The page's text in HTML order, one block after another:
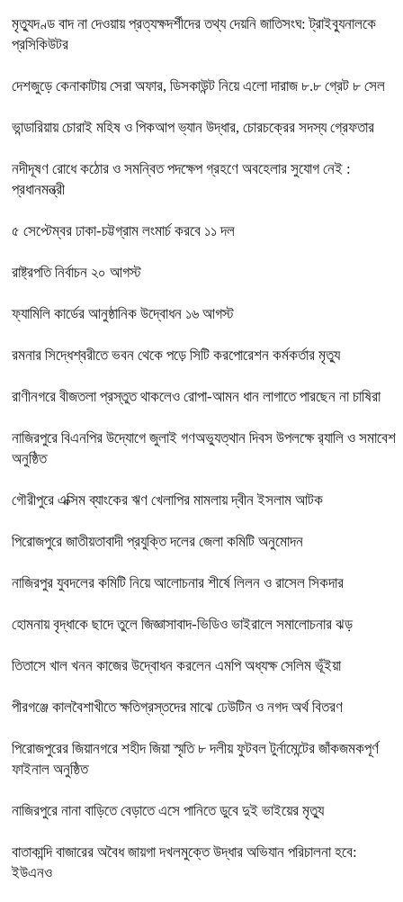
মৃত্যুদণ্ড বাদ না দেওয়ায় প্রত্যক্ষদর্শীদের তথ্য দেয়নি জাতিসংঘ: ট্রাইব্যুনালকে
প্রসিকিউটর
দেশজুড়ে কেনাকাটায় সেরা অফার, ডিসকাউন্ট নিয়ে এলো দারাজ ৮.৮ গ্রেট ৮ সেল
ভান্ডারিয়ায় চোরাই মহিষ ও পিকআপ ভ্যান উদ্ধার, চোরচক্রের সদস্য গ্রেফতার
নদীদূষণ রোধে কঠোর ও সমন্বিত পদক্ষেপ গ্রহণে অবহেলার সুযোগ নেই :
প্রধানমন্ত্রী
৫ সেপ্টেম্বর ঢাকা-চট্টগ্রাম লংমার্চ করবে ১১ দল
রাষ্ট্রপতি নির্বাচন ২০ আগস্ট
ফ্যামিলি কার্ডের আনুষ্ঠানিক উদ্বোধন ১৬ আগস্ট
রমনার সিদ্ধেশ্বরীতে ভবন থেকে পড়ে সিটি করপোরেশন কর্মকর্তার মৃত্যু
রাণীনগরে বীজতলা প্রস্তুত থাকলেও রোপা-আমন ধান লাগাতে পারছেন না চাষিরা
নাজিরপুরে বিএনপির উদ্যোগে জুলাই গণঅভ্যুত্থান দিবস উপলক্ষে র‌্যালি ও সমাবেশ
অনুষ্ঠিত
গৌরীপুরে এক্সিম ব্যাংকের ঋণ খেলাপির মামলায় দ্বীন ইসলাম আটক
পিরোজপুরে জাতীয়তাবাদী প্রযুক্তি দলের জেলা কমিটি অনুমোদন
নাজিরপুর যুবদলের কমিটি নিয়ে আলোচনার শীর্ষে লিলন ও রাসেল সিকদার
হোমনায় বৃদ্ধাকে ছাদে তুলে জিজ্ঞাসাবাদ-ভিডিও ভাইরালে সমালোচনার ঝড়
তিতাসে খাল খনন কাজের উদ্বোধন করলেন এমপি অধ্যক্ষ সেলিম ভূঁইয়া
পীরগঞ্জে কালবৈশাখীতে ক্ষতিগ্রস্তদের মাঝে ঢেউটিন ও নগদ অর্থ বিতরণ
পিরোজপুরের জিয়ানগরে শহীদ জিয়া স্মৃতি ৮ দলীয় ফুটবল টুর্নামেন্টের জাঁকজমকপূর্ণ
ফাইনাল অনুষ্ঠিত
নাজিরপুরে নানা বাড়িতে বেড়াতে এসে পানিতে ডুবে দুই ভাইয়ের মৃত্যু
বাতাকান্দি বাজারের অবৈধ জায়গা দখলমুক্তে উদ্ধার অভিযান পরিচালনা হবে:
ইউএনও